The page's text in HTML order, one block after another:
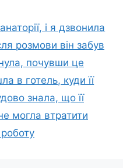
і я дзвонила
розмови він забув
почувши це
в готель, куди її
знала, що її
могла втратити